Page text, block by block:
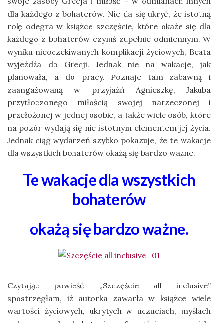
dla każdego z bohaterów. Nie da się ukryć, że istotną
rolę odegra w książce szczęście, które okaże się dla
każdego z bohaterów czymś zupełnie odmiennym. W
wyniku nieoczekiwanych komplikacji życiowych, Beata
wyjeżdża do Grecji. Jednak nie na wakacje, jak
planowała, a do pracy. Poznaje tam zabawną i
zaangażowaną w przyjaźń Agnieszkę, Jakuba
przytłoczonego miłością swojej narzeczonej i
przełożonej w jednej osobie, a także wiele osób, które
na pozór wydają się nie istotnym elementem jej życia.
Jednak ciąg wydarzeń szybko pokazuje, że te wakacje
dla wszystkich bohaterów okażą się bardzo ważne.
Te wakacje dla wszystkich
bohaterów
okażą się bardzo ważne.
Czytając powieść „Szczęście all inclusive”
spostrzegłam, iż autorka zawarła w książce wiele
wartości życiowych, ukrytych w uczuciach, myślach